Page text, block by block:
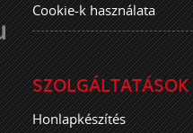
Cookie-k használata
SZOLGÁLTATÁSOK
Honlapkészítés